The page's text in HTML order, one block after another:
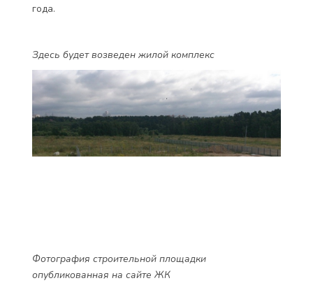
года.
Здесь будет возведен жилой комплекс
Фотография строительной площадки
опубликованная на сайте ЖК